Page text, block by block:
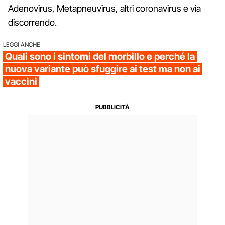
Adenovirus, Metapneuvirus, altri coronavirus e via
discorrendo.
LEGGI ANCHE
Quali sono i sintomi del morbillo e perché la
nuova variante può sfuggire ai test ma non ai
vaccini